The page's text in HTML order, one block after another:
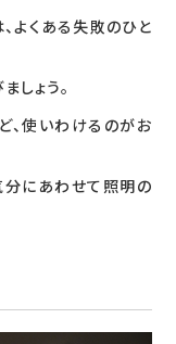
、よくある失敗のひと
しょう。
、使いわけるのがお
にあわせて照明の